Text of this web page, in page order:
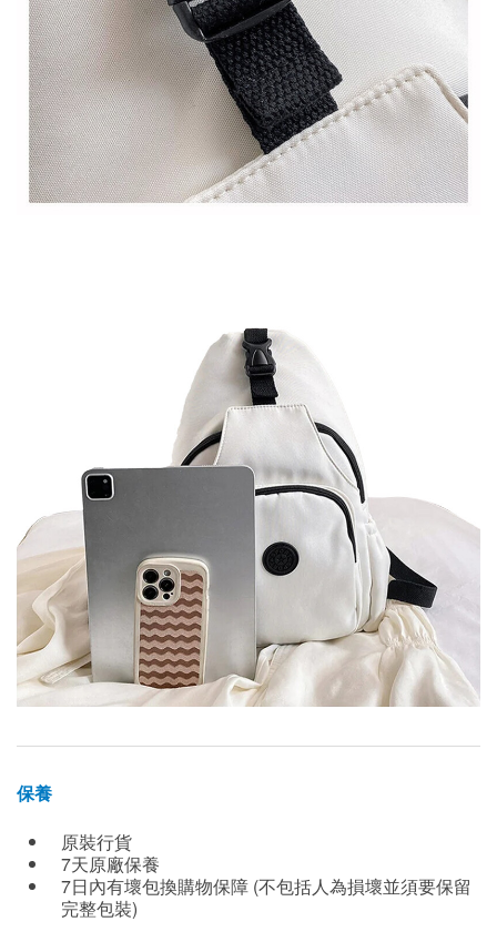
保養
原裝行貨
7天原廠保養
7日內有壞包換購物保障 (不包括人為損壞並須要保留
完整包裝)